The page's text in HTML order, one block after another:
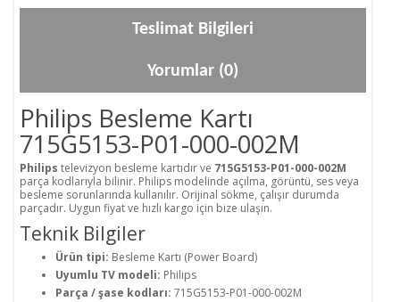
Teslimat Bilgileri
Yorumlar (0)
Philips Besleme Kartı
715G5153-P01-000-002M
Philips televizyon besleme kartıdır ve 715G5153-P01-000-002M
parça kodlarıyla bilinir. Philips modelinde açılma, görüntü, ses veya
besleme sorunlarında kullanılır. Orijinal sökme, çalışır durumda
parçadır. Uygun fiyat ve hızlı kargo için bize ulaşın.
Teknik Bilgiler
Ürün tipi: Besleme Kartı (Power Board)
Uyumlu TV modeli: Philips
Parça / şase kodları: 715G5153-P01-000-002M